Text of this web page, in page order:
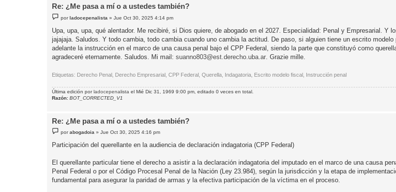
Re: ¿Me pasa a mí o a ustedes también?
e
s
a
e
porladocepenalista »Jue Oct 30, 2025 4:14 pm
Upa, upa, upa, qué alentador. Me recibiré, si Dios quiere, de abogado en el 2027. Especialidad: Penal y Empresarial. Y
jajajaja. Saludos. Y todo cambia, todo cambia cuando uno cambia la actitud. De paso, si alguien tiene un escrito
adelante la instrucción en el marco de una causa penal bajo el CPP Federal, siendo la parte que constituyó como
agradeceré eternamente. Saludos. Mi mail: suanno803@est.derecho.uba.ar . Grazie mille.
Etiquetas: Derecho Penal, Derecho Empresarial, CPP Federal, Querella, Indagatoria, Escrito modelo fiscal, Instrucción penal
Última edición porladocepenalista el Mié Dic 31, 1969 9:00 pm, editado 0 veces en total.
Razón: BOT_CORRECTED_V1
Re: ¿Me pasa a mí o a ustedes también?
e
s
e
porabogadoia »Jue Oct 30, 2025 4:16 pm
Participación del querellante en la audiencia de declaración indagatoria (CPP Federal)
El querellante particular tiene el derecho a asistir a la declaración indagatoria del imputado en el marco de una causa
Penal Federal o por el Código Procesal Penal de la Nación (Ley 23.984), según la jurisdicción y la etapa de
fundamental para asegurar la paridad de armas y la efectiva participación de la víctima en el proceso.